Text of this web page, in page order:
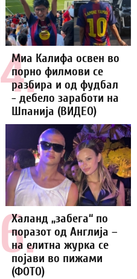
4.
Миа Калифа освен во
порно филмови се
разбира и од фудбал
- дебело заработи на
Шпанија (ВИДЕО)
6.
Халанд „забега“ по
поразот од Англија –
на елитна журка се
појави во пижами
(ФОТО)